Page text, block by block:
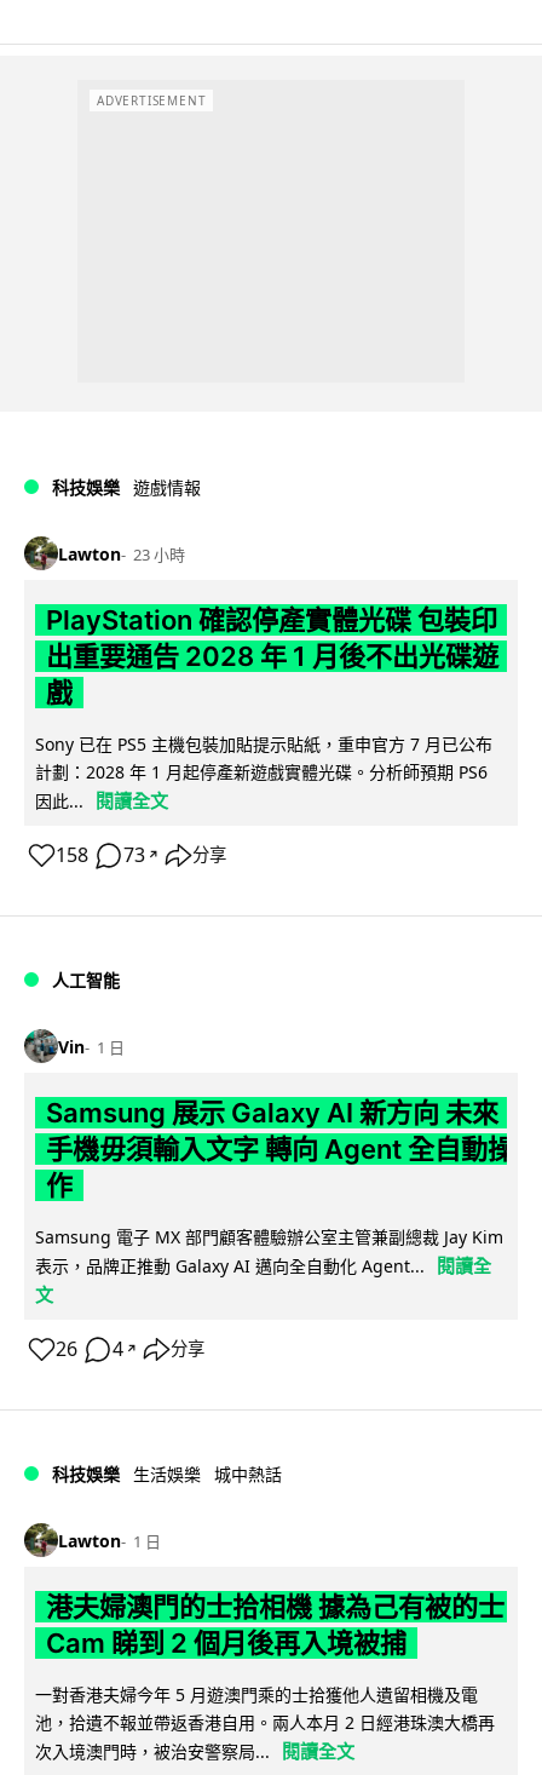
ADVERTISEMENT
科技娛樂 遊戲情報
Lawton 23 小時
PlayStation 確認停產實體光碟 包裝印
出重要通告 2028 年 1 月後不出光碟遊
戲
Sony 已在 PS5 主機包裝加貼提示貼紙，重申官方 7 月已公布
計劃：2028 年 1 月起停產新遊戲實體光碟。分析師預期 PS6
因此...
閱讀全文
158 73 ↗ 分享
人工智能
Vin 1 日
Samsung 展示 Galaxy AI 新方向 未來
手機毋須輸入文字 轉向 Agent 全自動操
作
Samsung 電子 MX 部門顧客體驗辦公室主管兼副總裁 Jay Kim
表示，品牌正推動 Galaxy AI 邁向全自動化 Agent...
閱讀全
文
26 4 ↗ 分享
科技娛樂 生活娛樂 城中熱話
Lawton 1 日
港夫婦澳門的士拾相機 據為己有被的士
Cam 睇到 2 個月後再入境被捕
一對香港夫婦今年 5 月遊澳門乘的士拾獲他人遺留相機及電
池，拾遺不報並帶返香港自用。兩人本月 2 日經港珠澳大橋再
次入境澳門時，被治安警察局...
閱讀全文